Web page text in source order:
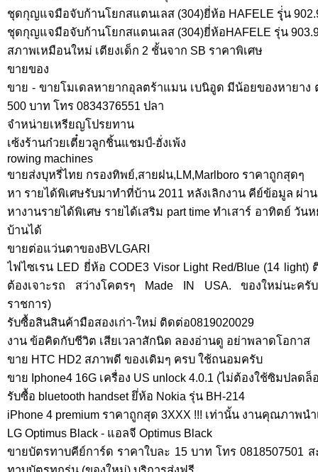
ชุดกุญแจมือจับก้านโยกสแตนเลส (304)ยี่ห้อ HAFELE รุุ่่น
ชุดกุญแจมือจับก้านโยกสแตนเลส (304)ยี่ห้อHAFELE รุ่น
สภาพเหมือนใหม่ เตียงเด็ก 2 ชั้นจาก SB ราคาพิเศษ
ขายของ
ขาย - ขายโมเดลหายากอุลตร้าแมน เบนิอูด มีน้อยของหายาง
500 บาท โทร 0834376551 ปลา
จำหน่ายเหรียญโปรยทาน
เซ้งร้านก๋วยเตี๋ยวลูกชิ้นแชมป์-ฮั่งเพ้ง
rowing machines
ขายส่งบุหรี่ไทย กรองทิพย์,สายฝน,LM,Marlboro ราคาถูกสุดๆ
หา รายได้พิเศษรับมาทำที่บ้าน 2011 หลังเลิกงาน คีย์ข้อมูล ผ่า
หางานรายได้พิเศษ รายได้เสริม part time ทำเสาร์ อาทิตย์ วั
บ้านได้
ขายต่อแว่นตาของBVLGARI
ไฟไซเรน LED ยี่ห้อ CODE3 Visor Light Red/Blue (14
ต้องเจาะรถ สว่างโคตรๆ Made IN USA. ของใหม่นะครั
ราชการ)
รับซื้อสินสินค้ามือสองเก่า-ใหม่ ติดต่อ0819020029
งาน ข้อคิดกับชีวิต เสียเวลาสักนิด ลองอ่านดู อย่าพลาดโอกาส
ขาย HTC HD2 สภาพดี ของเดิมๆ ครบ ใช้ถนอมครับ
ขาย Iphone4 16G เครื่อง US unlock 4.0.1 (ไม่ต้องใช้ซิมปลดล็
รับซื้อ bluetooth handset ยึ่ห้อ Nokia รุ่น BH-214
iPhone 4 premium ราคาถูกสุด 3XXX !!! เท่านั้น งานคุณภาพน
LG Optimus Black - แอลจี Optimus Black
ขายบัตรทาบคีย์การ์ด ราคาใบละ 15 บาท โทร 0818507501